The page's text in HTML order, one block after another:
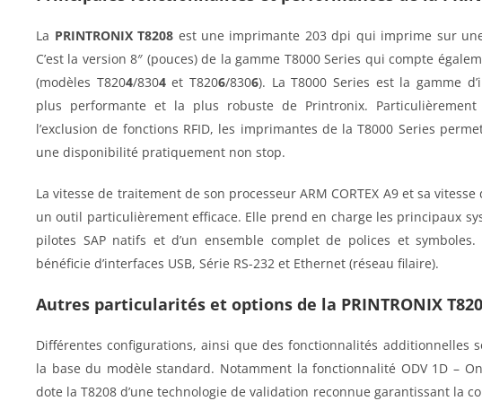
La PRINTRONIX T8208 est une imprimante 203 dpi qui imprime sur
C’est la version 8″ (pouces) de la gamme T8000 Series qui compte
(modèles T8204/8304et T8206/8306). La T8000 Series est la gamme
plus performante et la plus robuste de Printronix.
l’exclusion de fonctions RFID, les imprimantes de la T8000 Series
une disponibilité pratiquement non stop.
La vitesse de traitement de son processeur ARM CORTEX A9 et sa
un outil particulièrement efficace. Elle prend en charge les principaux
pilotes SAP natifs et d’un ensemble complet de polices et symboles.
bénéficie d’interfaces USB, Série RS-232 et Ethernet (réseau filaire).
Autres particularités et options de la PRINTRONIX
Différentes configurations, ainsi que des fonctionnalités additionnelles
la base du modèle standard. Notamment la fonctionnalité ODV 1D –
dote la T8208 d’une technologie de validation reconnue garantissant la